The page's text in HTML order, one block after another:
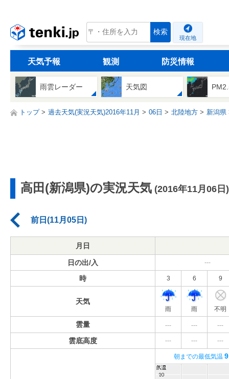
tenki.jp 検索
現在地
天気予報 観測 防災情報
雨雲レーダー 天気図
トップ 過去天気(実況天気)2016年11月 06日 北陸地方 新潟県
高田(新潟県)の実況天気 (2016年11月06日)
前日(11月05日)
月日
日の出/入 ---
時 3 6 9
天気
雨 雨 不明
雲量 --- --- ---
雲底高度 --- --- ---
朝までの最低気温